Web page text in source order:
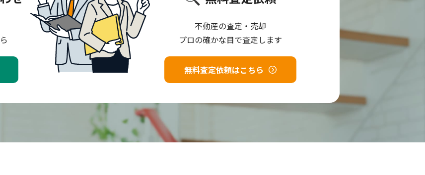
不動産の査定・売却
プロの確かな目で査定します
無料査定依頼はこちら